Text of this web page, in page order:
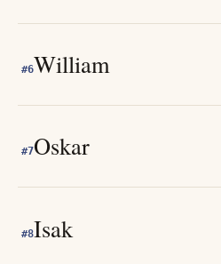
#6William
#7Oskar
#8Isak